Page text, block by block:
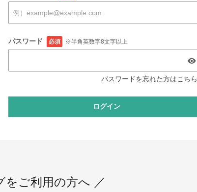
パスワード 必須 ※半角英数字8文字以上
パスワードを忘れた方はこちら
ログイン
ご利用の方へ ／